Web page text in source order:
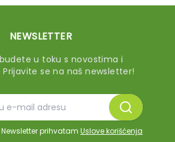
NEWSLETTER
u toku s novostima i
se na naš newsletter!
prihvatam Uslove korišćenja